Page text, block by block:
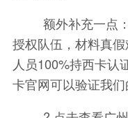
额外补充一点
授权队伍，材料真
人员100%持西卡认
卡官网可以验证我们